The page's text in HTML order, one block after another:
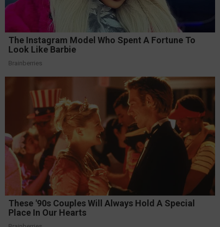
The Instagram Model Who Spent A Fortune To
Look Like Barbie
Brainberries
These '90s Couples Will Always Hold A Special
Place In Our Hearts